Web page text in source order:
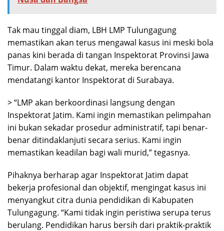
Tak mau tinggal diam, LBH LMP Tulungagung
memastikan akan terus mengawal kasus ini meski bola
panas kini berada di tangan Inspektorat Provinsi Jawa
Timur. Dalam waktu dekat, mereka berencana
mendatangi kantor Inspektorat di Surabaya.
> “LMP akan berkoordinasi langsung dengan
Inspektorat Jatim. Kami ingin memastikan pelimpahan
ini bukan sekadar prosedur administratif, tapi benar-
benar ditindaklanjuti secara serius. Kami ingin
memastikan keadilan bagi wali murid,” tegasnya.
Pihaknya berharap agar Inspektorat Jatim dapat
bekerja profesional dan objektif, mengingat kasus ini
menyangkut citra dunia pendidikan di Kabupaten
Tulungagung. “Kami tidak ingin peristiwa serupa terus
berulang. Pendidikan harus bersih dari praktik-praktik